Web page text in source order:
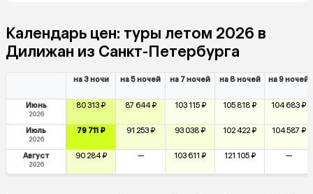
Календарь цен: туры летом 2026 в
Дилижан из Санкт-Петербурга
на 3 ночи на 5 ночей на 7 ночей на 8 ночей на 9 ночей
Июнь
2026
80 313 ₽ 87 644 ₽ 103 115 ₽ 105 818 ₽ 104 683 ₽
Июль
2026
79 711 ₽ 91 253 ₽ 93 038 ₽ 102 422 ₽ 104 587 ₽
Август
2026
90 284 ₽ — 103 611 ₽ 121 105 ₽ —